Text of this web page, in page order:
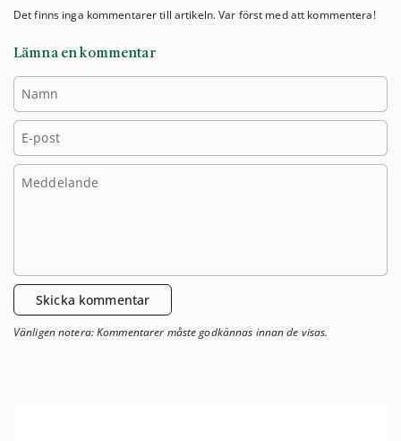
Det finns inga kommentarer till artikeln. Var först med att kommentera!
Lämna en kommentar
Namn
E-post
Meddelande
Skicka kommentar
Vänligen notera: Kommentarer måste godkännas innan de visas.